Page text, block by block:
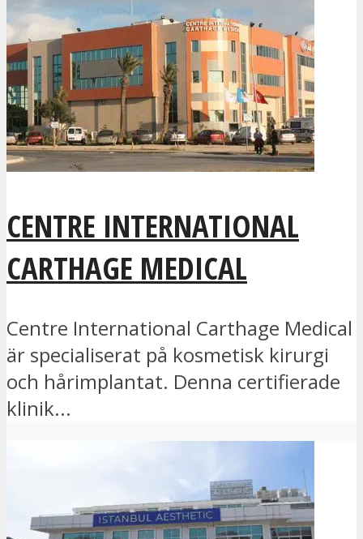
CENTRE INTERNATIONAL
CARTHAGE MEDICAL
Centre International Carthage Medical
är specialiserat på kosmetisk kirurgi
och hårimplantat. Denna certifierade
klinik...